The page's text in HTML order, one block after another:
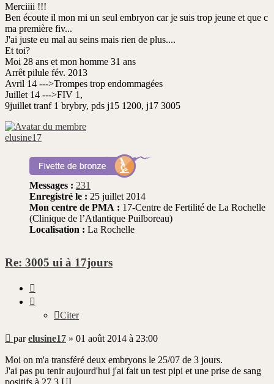
Merciiii !!!
Ben écoute il mon mi un seul embryon car je suis trop jeune et que c
ma première fiv...
J'ai juste eu mal au seins mais rien de plus....
Et toi?
Moi 28 ans et mon homme 31 ans
Arrêt pilule fév. 2013
Avril 14 --->Trompes trop endommagées
Juillet 14 --->FIV 1,
9juillet tranf 1 brybry, pds j15 1200, j17 3005
elusine17
Messages : 231
Enregistré le : 25 juillet 2014
Mon centre de PMA : 17-Centre de Fertilité de La Rochelle
(Clinique de l’Atlantique Puilboreau)
Localisation : La Rochelle
Re: 3005 ui à 17jours
Citer
Message
non
lu
parelusine17 » 01 août 2014 à 23:00
Moi on m'a transféré deux embryons le 25/07 de 3 jours.
J'ai pas pu tenir aujourd'hui j'ai fait un test pipi et une prise de sang